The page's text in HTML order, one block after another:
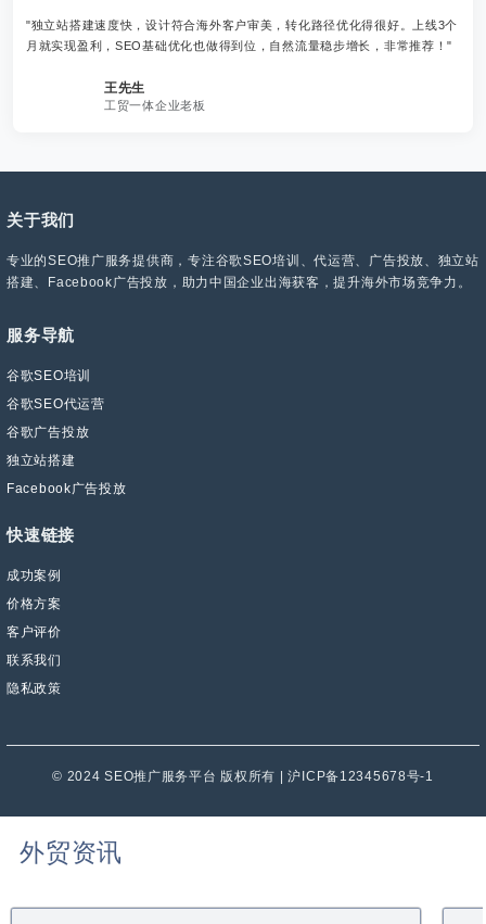
"独立站搭建速度快，设计符合海外客户审美，转化路径优化得很好。上线3个
月就实现盈利，SEO基础优化也做得到位，自然流量稳步增长，非常推荐！"
王先生
工贸一体企业老板
关于我们
专业的SEO推广服务提供商，专注谷歌SEO培训、代运营、广告投放、独立站
搭建、Facebook广告投放，助力中国企业出海获客，提升海外市场竞争力。
服务导航
谷歌SEO培训
谷歌SEO代运营
谷歌广告投放
独立站搭建
Facebook广告投放
快速链接
成功案例
价格方案
客户评价
联系我们
隐私政策
© 2024 SEO推广服务平台 版权所有 | 沪ICP备12345678号-1
外贸资讯